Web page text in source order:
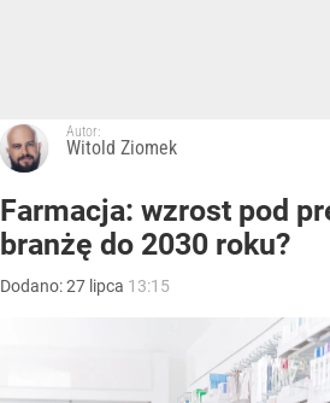
Autor:
Witold Ziomek
Farmacja: wzrost pod
branżę do 2030 roku?
Dodano:27 lipca 13:15